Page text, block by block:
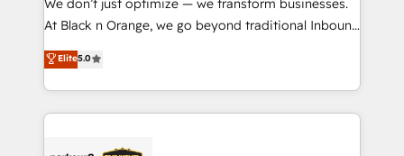
métiers ⚙️ Configuration de la plateforme HubSpot
Book Process & Guidelines utilisateurs 🎓
Formations des utilisateurs
We don’t just optimize — we transform businesses.
At Black n Orange, we go beyond traditional Inbound
Marketing with our exclusive methodologies:
BOOMS and BOOST. Together, they form a powerful
combination that has driven success for over 800
businesses worldwide. As Elite HubSpot Partners, we
Elite5.0